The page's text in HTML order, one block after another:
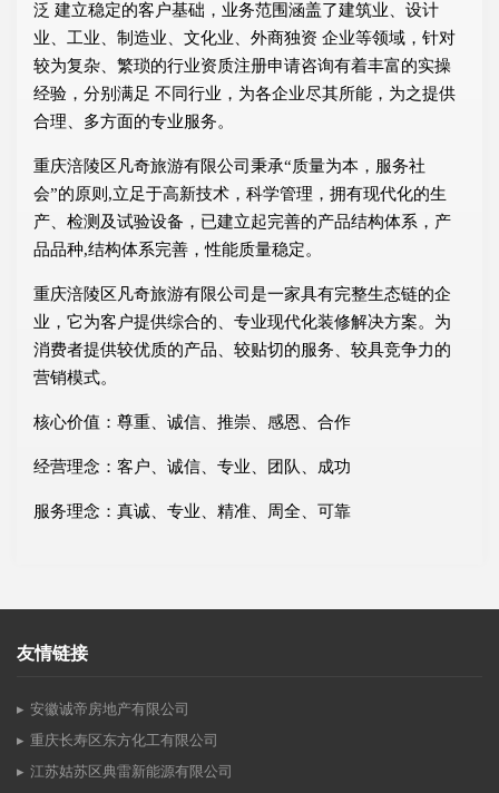
泛 建立稳定的客户基础，业务范围涵盖了建筑业、设计
业、工业、制造业、文化业、外商独资 企业等领域，针对
较为复杂、繁琐的行业资质注册申请咨询有着丰富的实操
经验，分别满足 不同行业，为各企业尽其所能，为之提供
合理、多方面的专业服务。
重庆涪陵区凡奇旅游有限公司秉承“质量为本，服务社
会”的原则,立足于高新技术，科学管理，拥有现代化的生
产、检测及试验设备，已建立起完善的产品结构体系，产
品品种,结构体系完善，性能质量稳定。
重庆涪陵区凡奇旅游有限公司是一家具有完整生态链的企
业，它为客户提供综合的、专业现代化装修解决方案。为
消费者提供较优质的产品、较贴切的服务、较具竞争力的
营销模式。
核心价值：尊重、诚信、推崇、感恩、合作
经营理念：客户、诚信、专业、团队、成功
服务理念：真诚、专业、精准、周全、可靠
友情链接
安徽诚帝房地产有限公司
重庆长寿区东方化工有限公司
江苏姑苏区典雷新能源有限公司